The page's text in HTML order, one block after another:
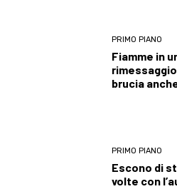
PRIMO PIANO
Fiamme in
brucia
PRIMO PIANO
Escono di
volte con